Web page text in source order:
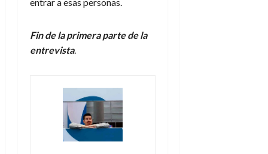
Fin de la primera parte de la
entrevista.